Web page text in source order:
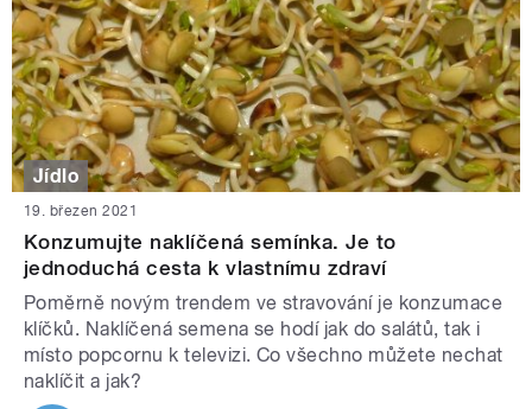
Jídlo
19. březen 2021
Konzumujte naklíčená semínka. Je to
jednoduchá cesta k vlastnímu zdraví
Poměrně novým trendem ve stravování je konzumace
klíčků. Naklíčená semena se hodí jak do salátů, tak i
místo popcornu k televizi. Co všechno můžete nechat
naklíčit a jak?